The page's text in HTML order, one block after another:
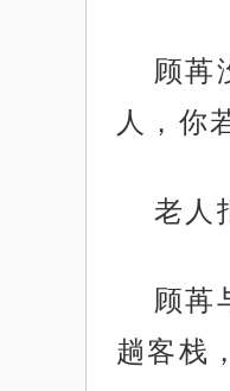
顾苒
人，你
老人
顾苒
趟客栈